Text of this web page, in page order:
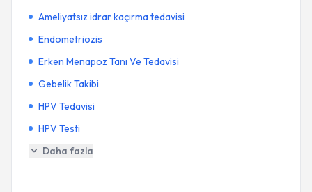
Ameliyatsız idrar kaçırma tedavisi
Endometriozis
Erken Menapoz Tanı Ve Tedavisi
Gebelik Takibi
HPV Tedavisi
HPV Testi
Daha fazla